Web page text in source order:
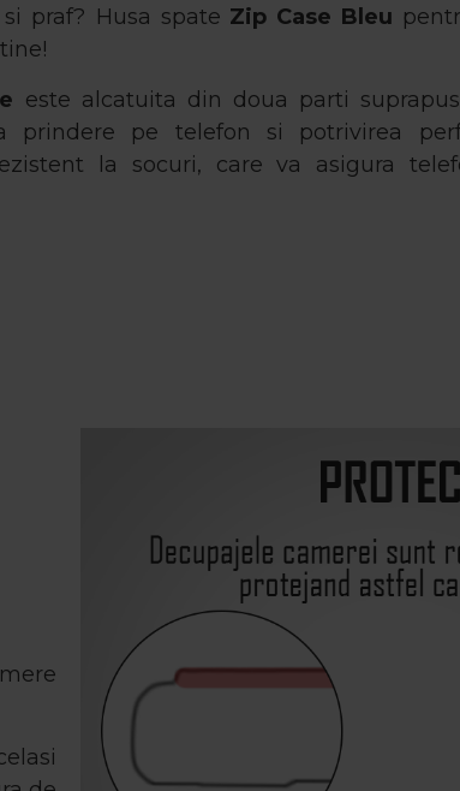
praf? Husa spate Zip Case Bleu
este alcatuita din doua parti
prindere pe telefon si potrivirea
la socuri, care va asigura